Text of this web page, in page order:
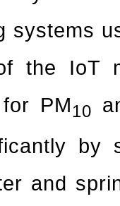
systems
the IoT
PM10
by
and